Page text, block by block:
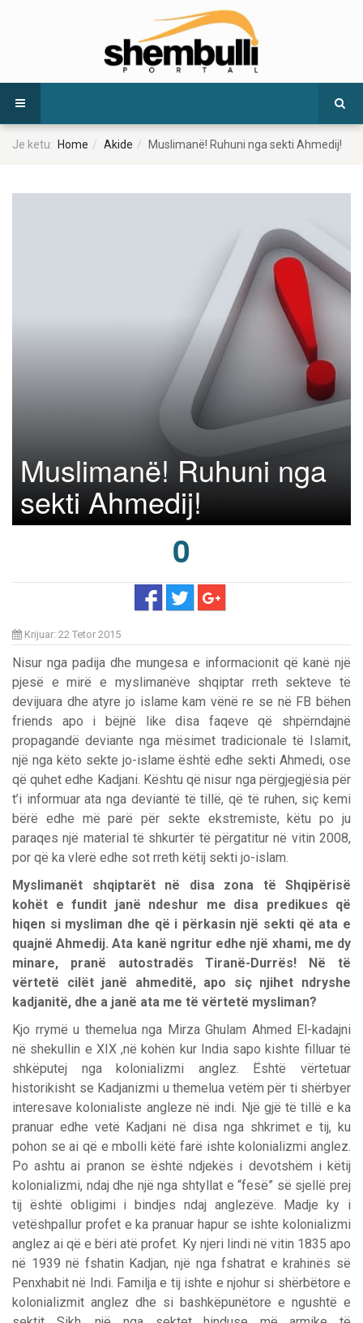
Je ketu: Home Akide Muslimanë! Ruhuni nga sekti Ahmedij!
Muslimanë! Ruhuni nga
sekti Ahmedij!
0
Krijuar: 22 Tetor 2015
Nisur nga padija dhe mungesa e informacionit që kanë një
pjesë e mirë e myslimanëve shqiptar rreth sekteve të
devijuara dhe atyre jo islame kam vënë re se në FB bëhen
friends apo i bëjnë like disa faqeve që shpërndajnë
propagandë deviante nga mësimet tradicionale të Islamit,
një nga këto sekte jo-islame është edhe sekti Ahmedi, ose
që quhet edhe Kadjani. Kështu që nisur nga përgjegjësia për
t’i informuar ata nga deviantë të tillë, që të ruhen, siç kemi
bërë edhe më parë për sekte ekstremiste, këtu po ju
paraqes një material të shkurtër të përgatitur në vitin 2008,
por që ka vlerë edhe sot rreth këtij sekti jo-islam.
Myslimanët shqiptarët në disa zona të Shqipërisë
kohët e fundit janë ndeshur me disa predikues që
hiqen si mysliman dhe që i përkasin një sekti që ata e
quajnë Ahmedij. Ata kanë ngritur edhe një xhami, me dy
minare, pranë autostradës Tiranë-Durrës! Në të
vërtetë cilët janë ahmeditë, apo siç njihet ndryshe
kadjanitë, dhe a janë ata me të vërtetë mysliman?
Kjo rrymë u themelua nga Mirza Ghulam Ahmed El-kadajni
në shekullin e XIX ,në kohën kur India sapo kishte filluar të
shkëputej nga kolonializmi anglez. Është vërtetuar
historikisht se Kadjanizmi u themelua vetëm për ti shërbyer
interesave kolonialiste angleze në indi. Një gjë të tillë e ka
pranuar edhe vetë Kadjani në disa nga shkrimet e tij, ku
pohon se ai që e mbolli këtë farë ishte kolonializmi anglez.
Po ashtu ai pranon se është ndjekës i devotshëm i këtij
kolonializmi, ndaj dhe një nga shtyllat e “fesë” së sjellë prej
tij është obligimi i bindjes ndaj anglezëve. Madje ky i
vetëshpallur profet e ka pranuar hapur se ishte kolonializmi
anglez ai që e bëri atë profet. Ky njeri lindi në vitin 1835 apo
në 1939 në fshatin Kadjan, një nga fshatrat e krahinës së
Penxhabit në Indi. Familja e tij ishte e njohur si shërbëtore e
kolonializmit anglez dhe si bashkëpunëtore e ngushtë e